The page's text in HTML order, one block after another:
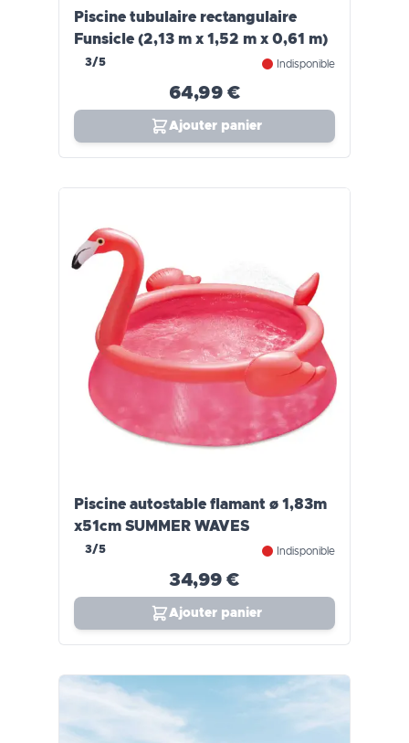
Piscine tubulaire rectangulaire
Funsicle (2,13 m x 1,52 m x 0,61 m)
3/5 Indisponible
64,99 €
Ajouter panier
Piscine autostable flamant ø 1,83m
x51cm SUMMER WAVES
3/5 Indisponible
34,99 €
Ajouter panier